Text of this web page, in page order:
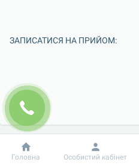
ЗАПИСАТИСЯ НА ПРИЙОМ:
Добробут
Головна Особистий кабінет